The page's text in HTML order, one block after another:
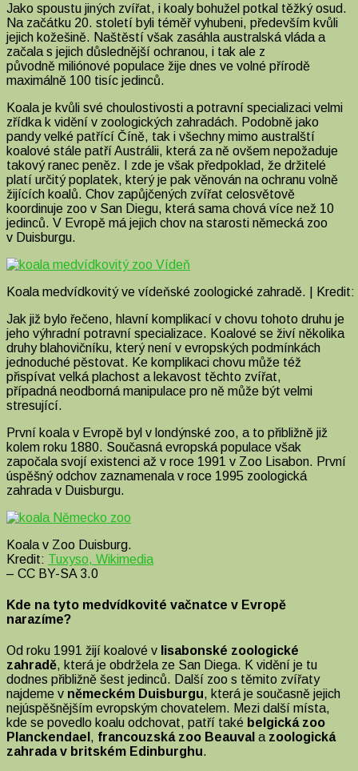
Jako spoustu jiných zvířat, i koaly bohužel potkal těžký osud.
Na začátku 20. století byli téměř vyhubeni, především kvůli
jejich kožešině. Naštěstí však zasáhla australská vláda a
začala s jejich důslednější ochranou, i tak ale z
původně miliónové populace žije dnes ve volné přírodě
maximálně 100 tisíc jedinců.
Koala je kvůli své choulostivosti a potravní specializaci velmi
zřídka k vidění v zoologických zahradách. Podobně jako
pandy velké patřící Číně, tak i všechny mimo australští
koalové stále patří Austrálii, která za ně ovšem nepožaduje
takový ranec peněz. I zde je však předpoklad, že držitelé
platí určitý poplatek, který je pak věnován na ochranu volně
žijících koalů. Chov zapůjčených zvířat celosvětově
koordinuje zoo v San Diegu, která sama chová více než 10
jedinců. V Evropě má jejich chov na starosti německá zoo
v Duisburgu.
Koala medvídkovitý ve vídeňské zoologické zahradě. |
Jak již bylo řečeno, hlavní komplikací v chovu tohoto druhu je
jeho výhradní potravní specializace. Koalové se živí několika
druhy blahovičníku, který není v evropských podmínkách
jednoduché pěstovat. Ke komplikaci chovu může též
přispívat velká plachost a lekavost těchto zvířat,
případná neodborná manipulace pro ně může být velmi
stresující.
První koala v Evropě byl v londýnské zoo, a to přibližně již
kolem roku 1880. Současná evropská populace však
započala svojí existenci až v roce 1991 v Zoo Lisabon. První
úspěšný odchov zaznamenala v roce 1995 zoologická
zahrada v Duisburgu.
Koala v Zoo Duisburg.
Kredit: Tuxyso, Wikimedia
– CC BY-SA 3.0
Kde na tyto medvídkovité vačnatce v Evropě
narazíme?
Od roku 1991 žijí koalové v lisabonské zoologické
zahradě, která je obdržela ze San Diega. K vidění je tu
dodnes přibližně šest jedinců. Další zoo s těmito zvířaty
najdeme v německém Duisburgu, která je současně jejich
nejúspěšnějším evropským chovatelem. Mezi další místa,
kde se povedlo koalu odchovat, patří také belgická zoo
Planckendael , francouzská zoo Beauval a zoologická
zahrada v britském Edinburghu.